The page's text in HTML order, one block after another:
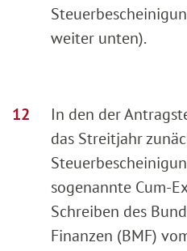
weiter unten).
In den der
das Streitjahr
sogenannte Cum-
Schreiben des
Finanzen (BMF)